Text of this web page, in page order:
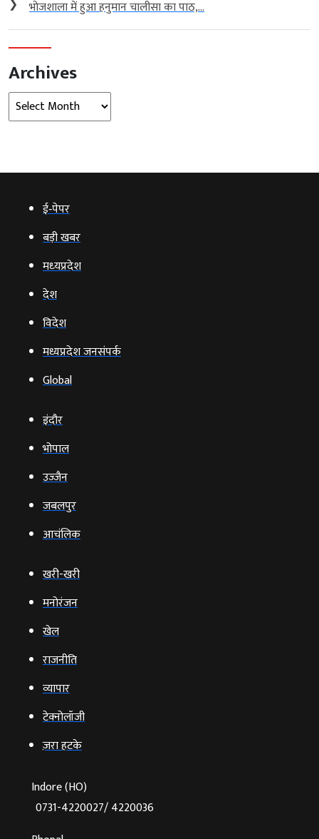
❯ भोजशाला में हुआ हनुमान चालीसा का पाठ,...
Archives
Archives
ई‑पेपर
बड़ी खबर
मध्‍यप्रदेश
देश
विदेश
मध्यप्रदेश जनसंपर्क
Global
इंदौर
भोपाल
उज्‍जैन
जबलपुर
आचंलिक
खरी-खरी
मनोरंजन
खेल
राजनीति
व्‍यापार
टेक्‍नोलॉजी
ज़रा हटके
Indore (HO)
0731-4220027/ 4220036